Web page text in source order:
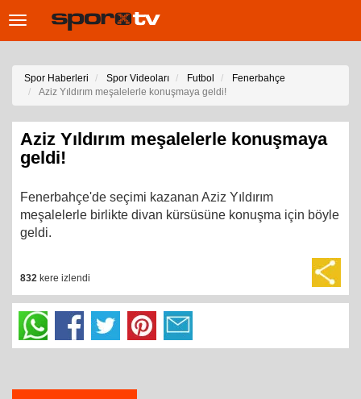
Toggle
Spor Haberleri Spor Videoları Futbol
Fenerbahçe
Aziz Yıldırım meşalelerle konuşmaya geldi!
Aziz Yıldırım meşalelerle konuşmaya
geldi!
Fenerbahçe'de seçimi kazanan Aziz Yıldırım
meşalelerle birlikte divan kürsüsüne konuşma için böyle
geldi.
832 kere izlendi